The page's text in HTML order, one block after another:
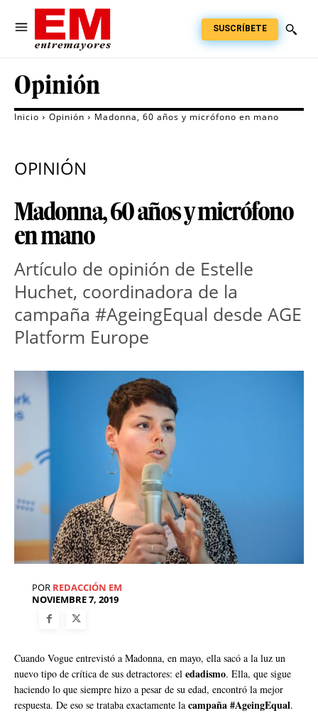
SUSCRÍBETE
Opinión
Inicio Opinión Madonna, 60 años y micrófono en mano
OPINIÓN
Madonna, 60 años y micrófono
en mano
Artículo de opinión de Estelle
Huchet, coordinadora de la
campaña #AgeingEqual desde AGE
Platform Europe
POR REDACCIÓN EM
NOVIEMBRE 7, 2019
Cuando Vogue entrevistó a Madonna, en mayo, ella sacó a la luz un
nuevo tipo de crítica de sus detractores: el edadismo. Ella, que sigue
haciendo lo que siempre hizo a pesar de su edad, encontró la mejor
respuesta. De eso se trataba exactamente la campaña #AgeingEqual.